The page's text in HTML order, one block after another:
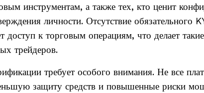
инструментам, а также тех, кто ценит
личности. Отсутствие обязательного
доступ к торговым операциям, что делает
трейдеров.
требует особого внимания. Не все
защиту средств и повышенные риски